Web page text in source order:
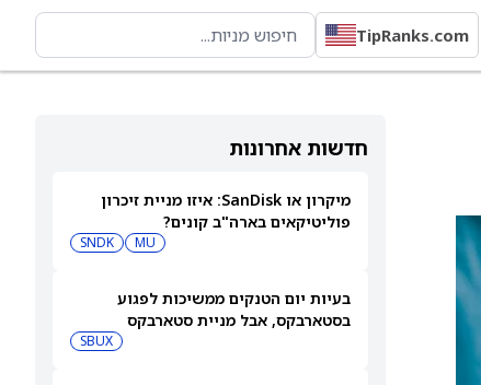
TipRanks.com
חדשות אחרונות
מיקרון או SanDisk: איזו מניית זיכרון
פוליטיקאים בארה"ב קונים?
MU
SNDK
בעיות יום הטנקים ממשיכות לפגוע
בסטארבקס, אבל מניית סטארבקס
SBUX